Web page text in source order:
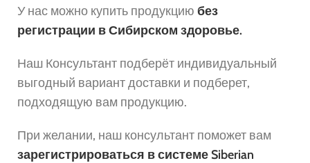
У нас можно купить продукцию без
регистрации в Сибирском здоровье.
Наш Консультант подберёт индивидуальный
выгодный вариант доставки и подберет,
подходящую вам продукцию.
При желании, наш консультант поможет вам
зарегистрироваться в системе Siberian